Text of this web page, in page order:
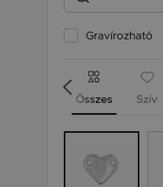
Gravírozható
Összes Szív